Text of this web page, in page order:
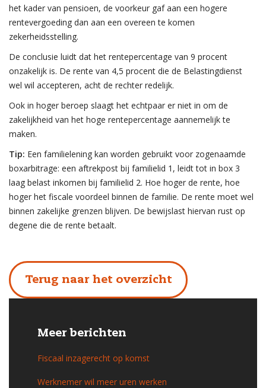
het kader van pensioen, de voorkeur gaf aan een hogere
rentevergoeding dan aan een overeen te komen
zekerheidsstelling.
De conclusie luidt dat het rentepercentage van 9 procent
onzakelijk is. De rente van 4,5 procent die de Belastingdienst
wel wil accepteren, acht de rechter redelijk.
Ook in hoger beroep slaagt het echtpaar er niet in om de
zakelijkheid van het hoge rentepercentage aannemelijk te
maken.
Tip: Een familielening kan worden gebruikt voor zogenaamde
boxarbitrage: een aftrekpost bij familielid 1, leidt tot in box 3
laag belast inkomen bij familielid 2. Hoe hoger de rente, hoe
hoger het fiscale voordeel binnen de familie. De rente moet wel
binnen zakelijke grenzen blijven. De bewijslast hiervan rust op
degene die de rente betaalt.
Terug naar het overzicht
Meer berichten
Fiscaal inzagerecht op komst
Werknemer wil meer uren werken